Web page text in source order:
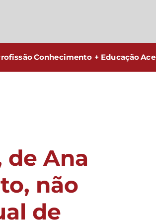
Conhecimento + Educação
de Ana
não
de